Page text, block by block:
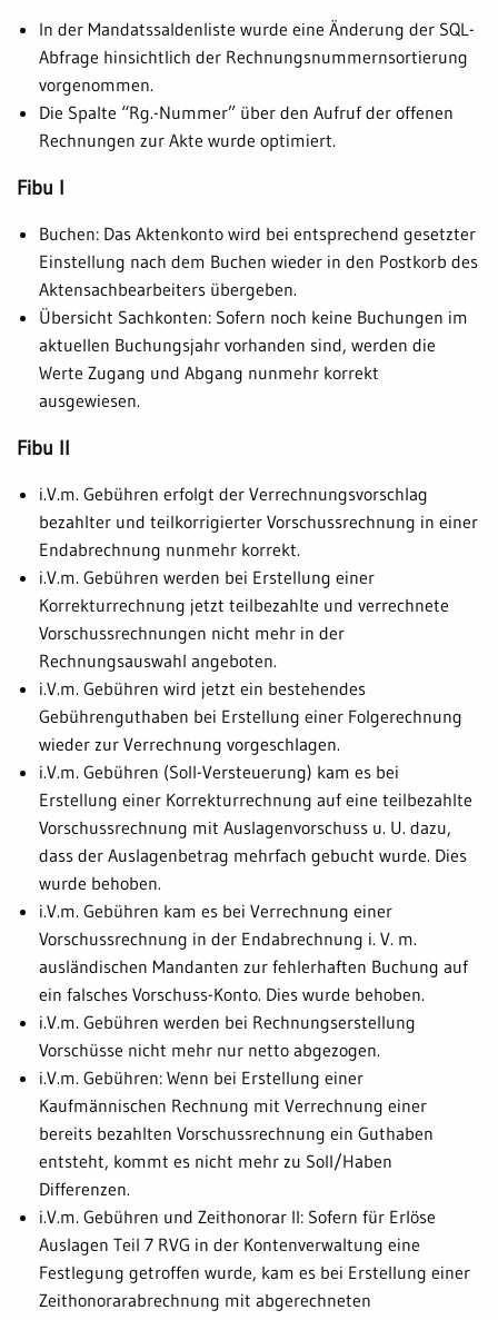
In der Mandatssaldenliste wurde eine Änderung der SQL-
Abfrage hinsichtlich der Rechnungsnummernsortierung
vorgenommen.
Die Spalte “Rg.-Nummer” über den Aufruf der offenen
Rechnungen zur Akte wurde optimiert.
Fibu I
Buchen: Das Aktenkonto wird bei entsprechend gesetzter
Einstellung nach dem Buchen wieder in den Postkorb des
Aktensachbearbeiters übergeben.
Übersicht Sachkonten: Sofern noch keine Buchungen im
aktuellen Buchungsjahr vorhanden sind, werden die
Werte Zugang und Abgang nunmehr korrekt
ausgewiesen.
Fibu II
i.V.m. Gebühren erfolgt der Verrechnungsvorschlag
bezahlter und teilkorrigierter Vorschussrechnung in einer
Endabrechnung nunmehr korrekt.
i.V.m. Gebühren werden bei Erstellung einer
Korrekturrechnung jetzt teilbezahlte und verrechnete
Vorschussrechnungen nicht mehr in der
Rechnungsauswahl angeboten.
i.V.m. Gebühren wird jetzt ein bestehendes
Gebührenguthaben bei Erstellung einer Folgerechnung
wieder zur Verrechnung vorgeschlagen.
i.V.m. Gebühren (Soll-Versteuerung) kam es bei
Erstellung einer Korrekturrechnung auf eine teilbezahlte
Vorschussrechnung mit Auslagenvorschuss u. U. dazu,
dass der Auslagenbetrag mehrfach gebucht wurde. Dies
wurde behoben.
i.V.m. Gebühren kam es bei Verrechnung einer
Vorschussrechnung in der Endabrechnung i. V. m.
ausländischen Mandanten zur fehlerhaften Buchung auf
ein falsches Vorschuss-Konto. Dies wurde behoben.
i.V.m. Gebühren werden bei Rechnungserstellung
Vorschüsse nicht mehr nur netto abgezogen.
i.V.m. Gebühren: Wenn bei Erstellung einer
Kaufmännischen Rechnung mit Verrechnung einer
bereits bezahlten Vorschussrechnung ein Guthaben
entsteht, kommt es nicht mehr zu Soll/Haben
Differenzen.
i.V.m. Gebühren und Zeithonorar II: Sofern für Erlöse
Auslagen Teil 7 RVG in der Kontenverwaltung eine
Festlegung getroffen wurde, kam es bei Erstellung einer
Zeithonorarabrechnung mit abgerechneten